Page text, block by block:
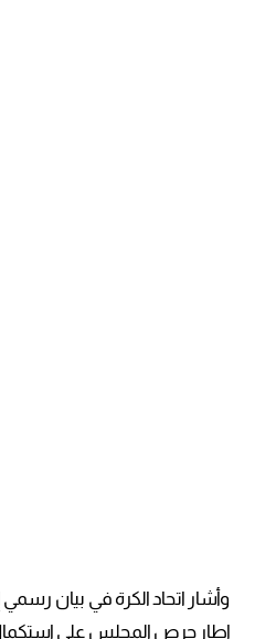
وأشار اتحاد الكرة في بيان رسمي
إطار حرص المجلس على